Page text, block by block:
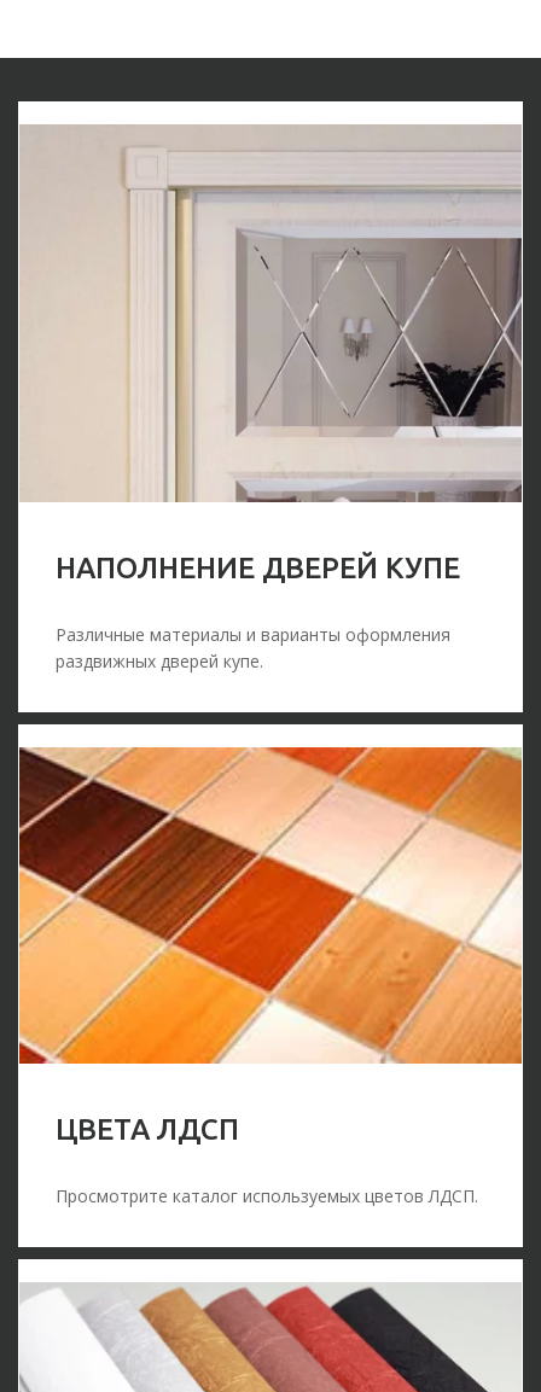
НАПОЛНЕНИЕ ДВЕРЕЙ КУПЕ
Различные материалы и варианты оформления
раздвижных дверей купе.
ЦВЕТА ЛДСП
Просмотрите каталог используемых цветов ЛДСП.